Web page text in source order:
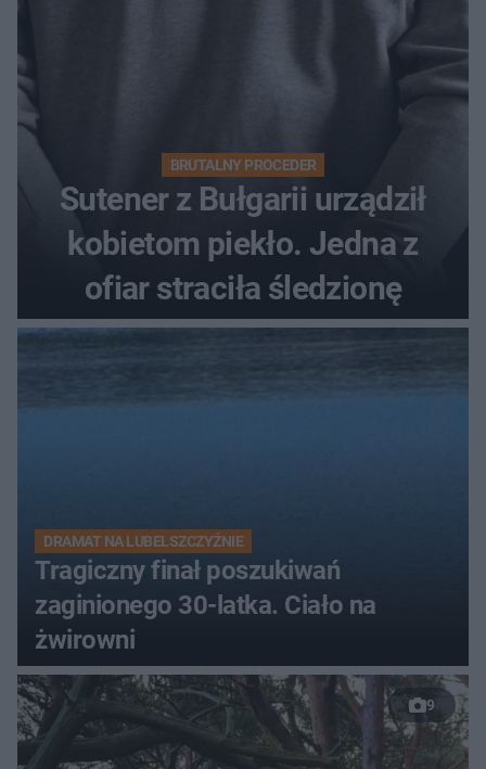
BRUTALNY PROCEDER
Sutener z Bułgarii urządził
kobietom piekło. Jedna z
ofiar straciła śledzionę
DRAMAT NA LUBELSZCZYŹNIE
Tragiczny finał poszukiwań
zaginionego 30-latka. Ciało na
żwirowni
9